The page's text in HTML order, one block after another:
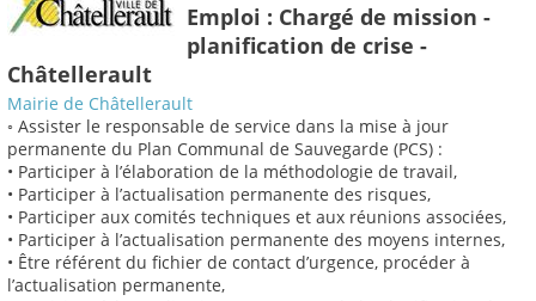
Emploi : Chargé de mission -
planification de crise -
Châtellerault
Mairie de Châtellerault
◦ Assister le responsable de service dans la mise à jour
permanente du Plan Communal de Sauvegarde (PCS) :
• Participer à l’élaboration de la méthodologie de travail,
• Participer à l’actualisation permanente des risques,
• Participer aux comités techniques et aux réunions associées,
• Participer à l’actualisation permanente des moyens internes,
• Être référent du fichier de contact d’urgence, procéder à
l’actualisation permanente,